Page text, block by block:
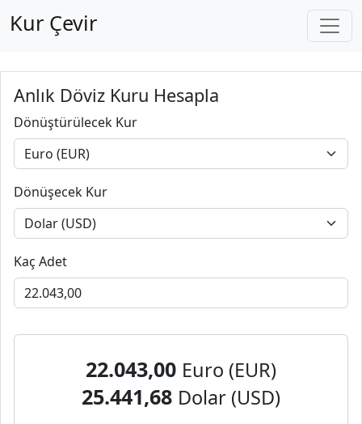
Kur Çevir
Anlık Döviz Kuru Hesapla
Dönüştürülecek Kur
Dönüşecek Kur
Kaç Adet
22.043,00 Euro (EUR)
25.441,68 Dolar (USD)